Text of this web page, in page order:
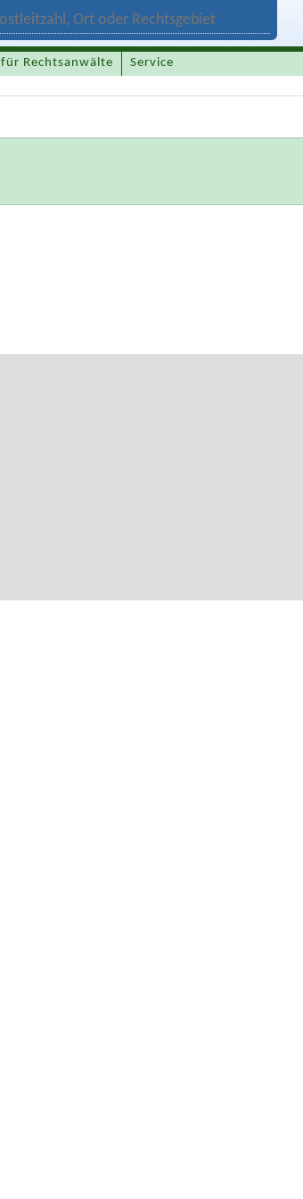
für Rechtsanwälte Service